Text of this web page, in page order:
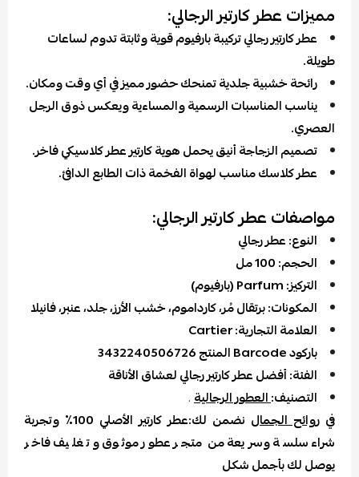
مميزات عطر كارتير الرجالي:
عطر كارتير رجالي تركيبة بارفيوم قوية وثابتة تدوم لساعات
طويلة.
رائحة خشبية جلدية تمنحك حضور مميز في أي وقت ومكان.
يناسب المناسبات الرسمية والمساءية ويعكس ذوق الرجل
العصري.
تصميم الزجاجة أنيق يحمل هوية كارتير عطر كلاسيكي فاخر.
عطر كلاسك مناسب لهواة الفخمة ذات الطابع الدافئ.
مواصفات عطر كارتير الرجالي:
النوع: عطر رجالي
الحجم: 100 مل
التركيز: Parfum (بارفيوم)
المكونات: برتقال مُر، كارداموم، خشب الأرز، جلد، عنبر، فانيلا
العلامة التجارية: Cartier
باركود Barcode المنتج 3432240506726
الفئة: أفضل عطر كارتير رجالي لعشاق الأناقة
التصنيف:العطور الرجالية.
في روائح الجمال
نضمن لك:عطر كارتير الأصلي 100٪ وتجربة
شراء سلسة وسريعة من متجر عطور موثوق و تغليف فاخر
يوصل لك بأجمل شكل